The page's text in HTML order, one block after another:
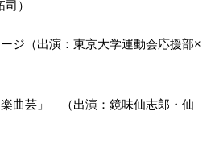
）
ジ（出演：東京大学運動会応援部×
曲芸」 （出演：鏡味仙志郎・仙